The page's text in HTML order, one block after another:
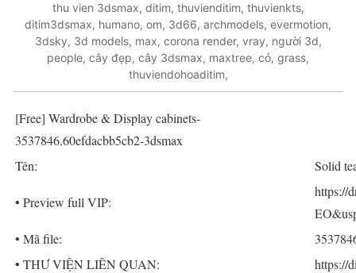
thu vien 3dsmax, ditim, thuvienditim, thuvienkts,
ditim3dsmax, humano, om, 3d66, archmodels, evermotion,
3dsky, 3d models, max, corona render, vray, người 3d,
people, cây đẹp, cây 3dsmax, maxtree, cỏ, grass,
thuviendohoaditim,
[Free] Wardrobe & Display cabinets-
3537846.60efdacbb5cb2-3dsmax
Tên:
Solid
• Preview full VIP:
https://
• Mã file:
• THƯ VIỆN LIÊN QUAN:
https://